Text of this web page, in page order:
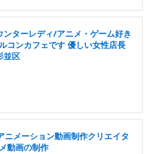
ターレディ/アニメ・ゲーム好き
コンカフェです 優しい女性店長
並区
ニメーション動画制作クリエイタ
動画の制作